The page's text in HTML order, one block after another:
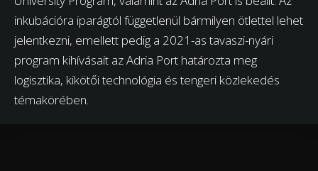
inkubációra iparágtól függetlenül bármilyen ötlettel lehet
jelentkezni, emellett pedig a 2021-as tavaszi-nyári
program kihívásait az Adria Port határozta meg
logisztika, kikötői technológia és tengeri közlekedés
témakörében.